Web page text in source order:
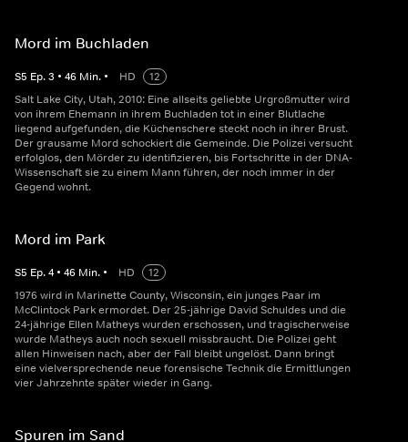
Mord im Buchladen
S5 Ep.3 • 46 Min. • HD
12
Salt Lake City, Utah, 2010: Eine allseits geliebte Urgroßmutter wird
von ihrem Ehemann in ihrem Buchladen tot in einer Blutlache
liegend aufgefunden, die Küchenschere steckt noch in ihrer Brust.
Der grausame Mord schockiert die Gemeinde. Die Polizei versucht
erfolglos, den Mörder zu identifizieren, bis Fortschritte in der DNA-
Wissenschaft sie zu einem Mann führen, der noch immer in der
Gegend wohnt.
Mord im Park
S5 Ep.4 • 46 Min. • HD
12
1976 wird in Marinette County, Wisconsin, ein junges Paar im
McClintock Park ermordet. Der 25-jährige David Schuldes und die
24-jährige Ellen Matheys wurden erschossen, und tragischerweise
wurde Matheys auch noch sexuell missbraucht. Die Polizei geht
allen Hinweisen nach, aber der Fall bleibt ungelöst. Dann bringt
eine vielversprechende neue forensische Technik die Ermittlungen
vier Jahrzehnte später wieder in Gang.
Spuren im Sand